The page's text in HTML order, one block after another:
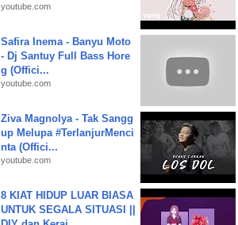
youtube.com
Safira Inema - Banyu Moto
- Dj Santuy Full Bass Hore
g (Offici...
youtube.com
Ziva Magnolya - Tak Sangg
up Melupa #TerlanjurMenci
nta (Offici...
youtube.com
8 KIAT HIDUP LUAR BIASA
UNTUK SEGALA SITUASI ||